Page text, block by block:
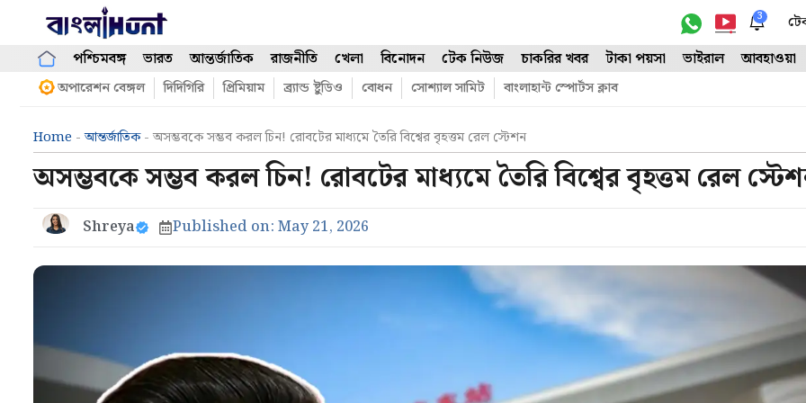
content
3
পশ্চিমবঙ্গ ভারত আন্তর্জাতিক রাজনীতি খেলা বিনোদন টেক নিউজ চাকরির খবর টাকা পয়সা ভাইরাল আবহাওয়া
অপারেশন বেঙ্গল দিদিগিরি প্রিমিয়াম ব্র্যান্ড ষ্টুডিও বোধন সোশ্যাল সামিট বাংলাহান্ট স্পোর্টস ক্লাব
Home -আন্তর্জাতিক- অসম্ভবকে সম্ভব করল চিন! রোবটের মাধ্যমে তৈরি বিশ্বের বৃহত্তম রেল স্টেশন
অসম্ভবকে সম্ভব করল চিন! রোবটের মাধ্যমে তৈরি বিশ্বের বৃহত্তম রেল
Shreya Published on: May 21, 2026